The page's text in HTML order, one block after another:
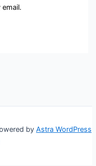
by Astra WordPress